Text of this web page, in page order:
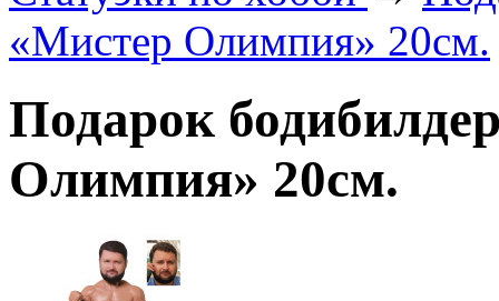
«Мистер Олимпия» 20см.
Подарок
Олимпия» 20см.